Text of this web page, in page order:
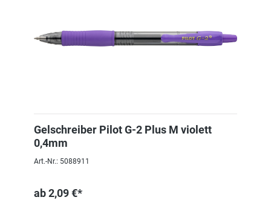
Gelschreiber Pilot G-2 Plus M violett
0,4mm
Art.-Nr.: 5088911
ab2,09 €*